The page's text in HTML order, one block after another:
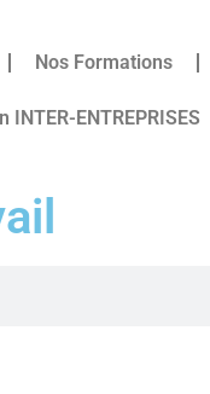
Nos Formations
INTER-ENTREPRISES